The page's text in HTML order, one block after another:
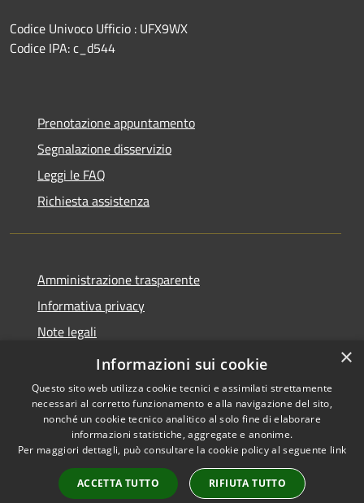
Codice Univoco Ufficio : UFX9WX
Codice IPA: c_d544
Prenotazione appuntamento
Segnalazione disservizio
Leggi le FAQ
Richiesta assistenza
Amministrazione trasparente
Informativa privacy
Note legali
Dichiarazione di accessibilità
Accessibilità
Copyright © 2026 • Comune di
Feroleto Antico • Powered by
Municipium•
Accesso
redazione
×
Informazioni sui cookie
Questo sito web utilizza cookie tecnici e assimilati strettamente
necessari al corretto funzionamento e alla navigazione del sito,
nonché un cookie tecnico analitico al solo fine di elaborare
informazioni statistiche, aggregate e anonime.
Per maggiori dettagli, può consultare la cookie policy al seguente link
ACCETTA TUTTO RIFIUTA TUTTO